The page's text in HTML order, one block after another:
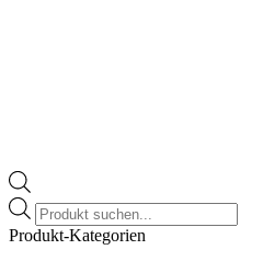
Products
search
Produkt-Kategorien